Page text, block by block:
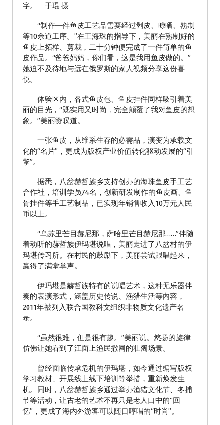
字。 于琨 摄
“制作一件鱼皮工艺品需要经过剥皮、晾晒、熟制
等10余道工序。”在王海珠的指导下，美丽在熟制好的
鱼皮上拓样、剪裁，二十分钟便完成了一件简单的鱼
皮作品。“爸爸妈妈，你们看，这是我用鱼皮做的。”
她迫不及待地与远在俄罗斯的家人视频分享这份喜
悦。
体验区内，各式鱼皮包、鱼皮挂件同样吸引着美
丽的目光，“既实用又时尚，完全颠覆了我对鱼皮的想
象。”美丽赞叹道。
一张鱼皮，从维系生存的必需品，演变为承载文
化的“名片”，更成为版权产业价值转化驱动发展的“引
擎”。
据悉，八岔赫哲族乡支持创办的海珠鱼皮手工艺
合作社，培训学员74名，创新研发制作的鱼皮画、鱼
骨挂件等手工艺制品，已实现年销售收入10万元人民
币以上。
“乌苏里芒目赫尼那，萨哈里芒目赫尼那……”伴随
着动听的赫哲族伊玛堪说唱，美丽走进了八岔村的伊
玛堪传习所。在村民的鼓励下，美丽尝试跟唱起来，
赢得了满堂掌声。
伊玛堪是赫哲族特有的说唱艺术，这种无乐器伴
奏的表演形式，涵盖历史传说、渔猎生活等内容，
2011年被列入联合国教科文组织非物质文化遗产名
录。
“虽然很难，但是很有趣。”美丽说。悠扬的旋律
仿佛让她看到了江面上渔民撒网的壮阔场景。
曾经面临传承危机的伊玛堪，如今通过编写版权
学习教材、开展线上线下培训等举措，重新焕发生
机。同时，八岔赫哲族乡通过举办渔猎文化节、冬捕
节等活动，让古老的艺术不再只是老人口中的“回
忆”，更成了海内外游客可以随口哼唱的“时尚”。